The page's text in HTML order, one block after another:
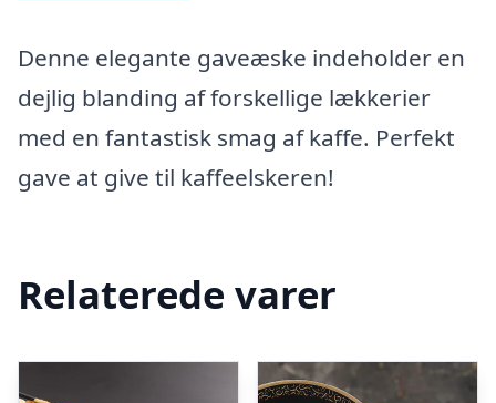
Denne elegante gaveæske indeholder en
dejlig blanding af forskellige lækkerier
med en fantastisk smag af kaffe. Perfekt
gave at give til kaffeelskeren!
Relaterede varer